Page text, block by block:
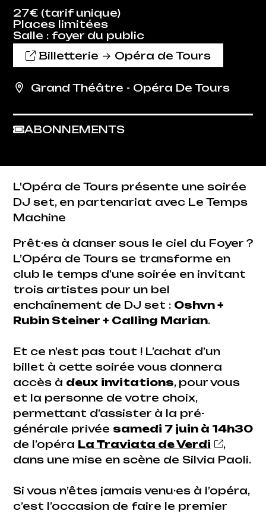
27€ (tarif unique)
Places limitées
Salle : foyer du public
Billetterie → Opéra de Tours
Grand Théâtre - Opéra De Tours
ABONNEMENTS
L'Opéra de Tours présente une soirée
DJ set, en partenariat avec Le Temps
Machine
Prêt·es à danser sous le ciel du Foyer ?
L’Opéra de Tours se transforme en
club le temps d’une soirée en invitant
trois artistes pour un bel
enchaînement de DJ set : Oshvn +
Rubin Steiner + Calling Marian.
Et ce n'est pas tout ! L’achat d’un
billet à cette soirée vous donnera
accès à deux invitations, pour vous
et la personne de votre choix,
permettant d’assister à la pré-
générale privée samedi 7 juin à 14h30
de l’opéra La Traviata de Verdi
,
dans une mise en scène de Silvia Paoli.
Si vous n’êtes jamais venu·es à l’opéra,
c’est l’occasion de faire le premier